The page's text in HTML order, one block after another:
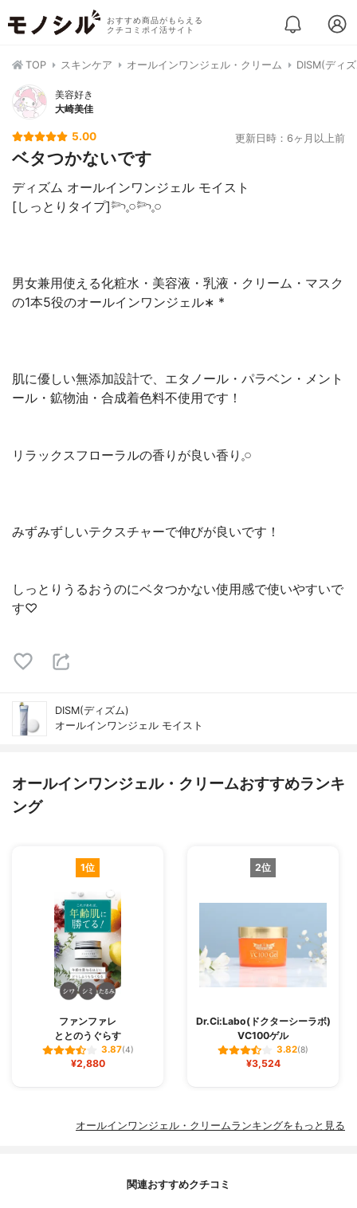
おすすめ商品がもらえる
クチコミポイ活サイト
TOP スキンケア オールインワンジェル・クリーム DISM(ディ
美容好き
大崎美佳
5.00 更新日時：6ヶ月以上前
ベタつかないです
ディズム オールインワンジェル モイスト
[しっとりタイプ]𓆸𓈒𓏸𓆸𓈒𓏸
男女兼用使える化粧水・美容液・乳液・クリーム・マスク
の1本5役のオールインワンジェル∗ ︎*
肌に優しい無添加設計で、エタノール・パラベン・メント
ール・鉱物油・合成着色料不使用です！
リラックスフローラルの香りが良い香り𓈒𓏸
みずみずしいテクスチャーで伸びが良いです！
しっとりうるおうのにベタつかない使用感で使いやすいで
す♡
DISM(ディズム)
オールインワンジェル モイスト
オールインワンジェル・クリームおすすめランキ
ング
1位
ファンファレ
ととのうぐらす
3.87(4)
¥2,880
2位
Dr.Ci:Labo(ドクターシーラボ)
VC100ゲル
3.82(8)
¥3,524
オールインワンジェル・クリームランキングをもっと見る
関連おすすめクチコミ